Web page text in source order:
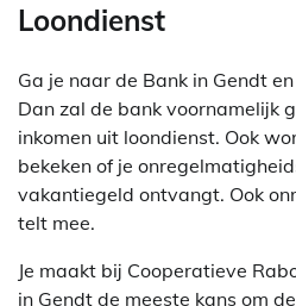
Loondienst
Ga je naar de Bank in Gendt
Dan zal de bank voornamelijk
inkomen uit loondienst. Ook
bekeken of je
vakantiegeld ontvangt. Ook
telt mee.
Je maakt bij Cooperatieve
in Gendt de meeste kans om